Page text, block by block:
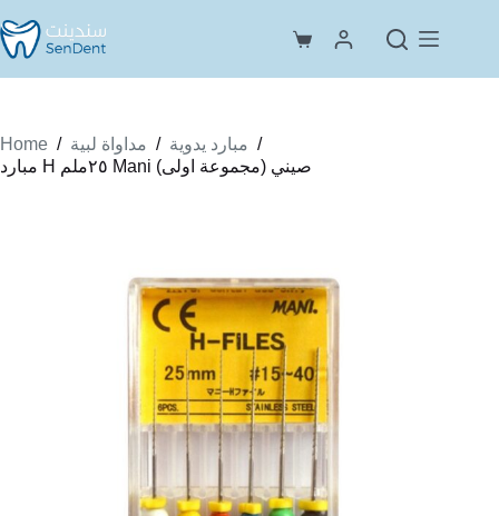
to
content
Shopping
Home / مداواة لبية / مبارد يدوية /
مبارد H ٢٥ملم Mani صيني (مجموعة اولى)